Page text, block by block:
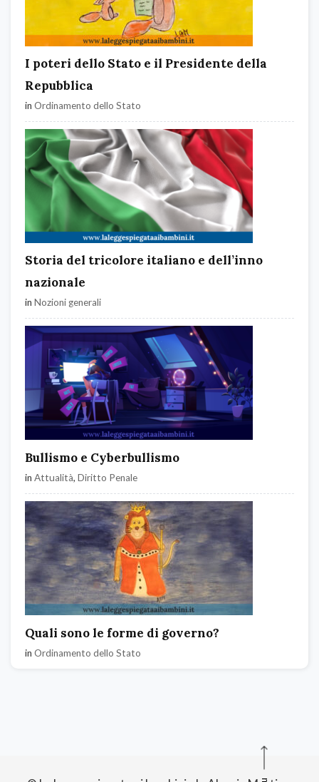
I poteri dello Stato e il Presidente della
Repubblica
in Ordinamento dello Stato
Storia del tricolore italiano e dell’inno
nazionale
in Nozioni generali
Bullismo e Cyberbullismo
in Attualità, Diritto Penale
Quali sono le forme di governo?
in Ordinamento dello Stato